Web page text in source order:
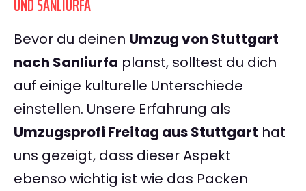
UND SANLIURFA
Bevor du deinen Umzug von Stuttgart
nach Sanliurfa planst, solltest du dich
auf einige kulturelle Unterschiede
einstellen. Unsere Erfahrung als
Umzugsprofi Freitag aus Stuttgart hat
uns gezeigt, dass dieser Aspekt
ebenso wichtig ist wie das Packen